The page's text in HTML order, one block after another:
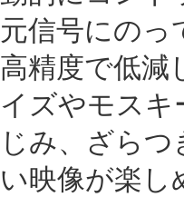
元信号にのっ
高精度で低減
イズやモス
じみ、ざら
い映像が楽し